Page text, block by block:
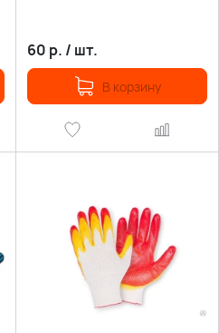
60 р. / шт.
В корзину